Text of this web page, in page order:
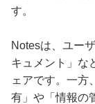
す。
Notesは、ユー
キュメント」な
ェアです。一方
有」や「情報の